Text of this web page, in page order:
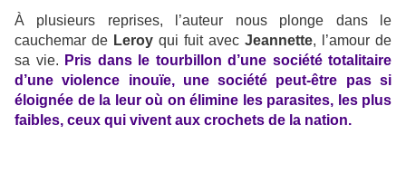
À plusieurs reprises, l’auteur nous plonge dans le
cauchemar de Leroy qui fuit avec Jeannette, l’amour de
sa vie. Pris dans le tourbillon d’une société totalitaire
d’une violence inouïe, une société peut-être pas si
éloignée de la leur où on élimine les parasites, les plus
faibles, ceux qui vivent aux crochets de la nation.